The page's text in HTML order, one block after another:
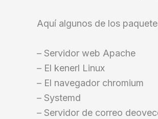
Aquí algunos de los
– Servidor web Apache
– El kenerl Linux
– El navegador chromium
– Systemd
– Servidor de correo